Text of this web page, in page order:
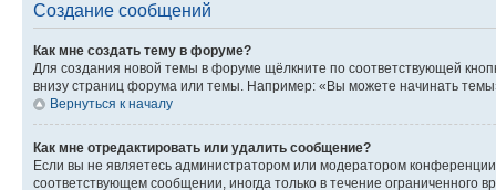
Создание сообщений
Как мне создать тему в форуме?
Для создания новой темы в форуме щёлкните по соответствующей
внизу страниц форума или темы. Например: «Вы можете начинать
Вернуться к началу
Как мне отредактировать или удалить сообщение?
Если вы не являетесь администратором или модератором
соответствующем сообщении, иногда только в течение ограниченного